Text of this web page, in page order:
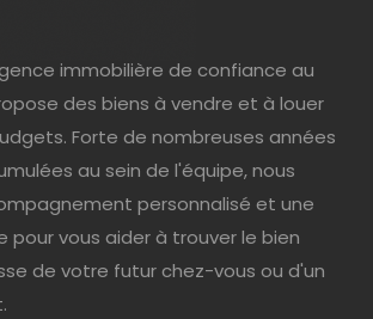
immobilière de confiance au
des biens à vendre et à louer
Forte de nombreuses années
au sein de l'équipe, nous
personnalisé et une
pour vous aider à trouver le bien
de votre futur chez-vous ou d'un